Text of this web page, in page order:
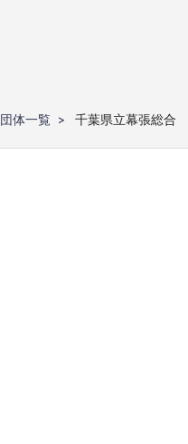
団体一覧
千葉県立幕張総合